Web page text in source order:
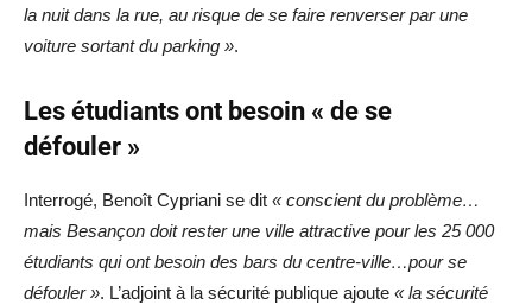
la nuit dans la rue, au risque de se faire renverser par une
voiture sortant du parking ».
Les étudiants ont besoin « de se
défouler »
Interrogé, Benoît Cypriani se dit « conscient du problème…
mais Besançon doit rester une ville attractive pour les 25 000
étudiants qui ont besoin des bars du centre-ville…pour se
défouler ». L’adjoint à la sécurité publique ajoute « la sécurité